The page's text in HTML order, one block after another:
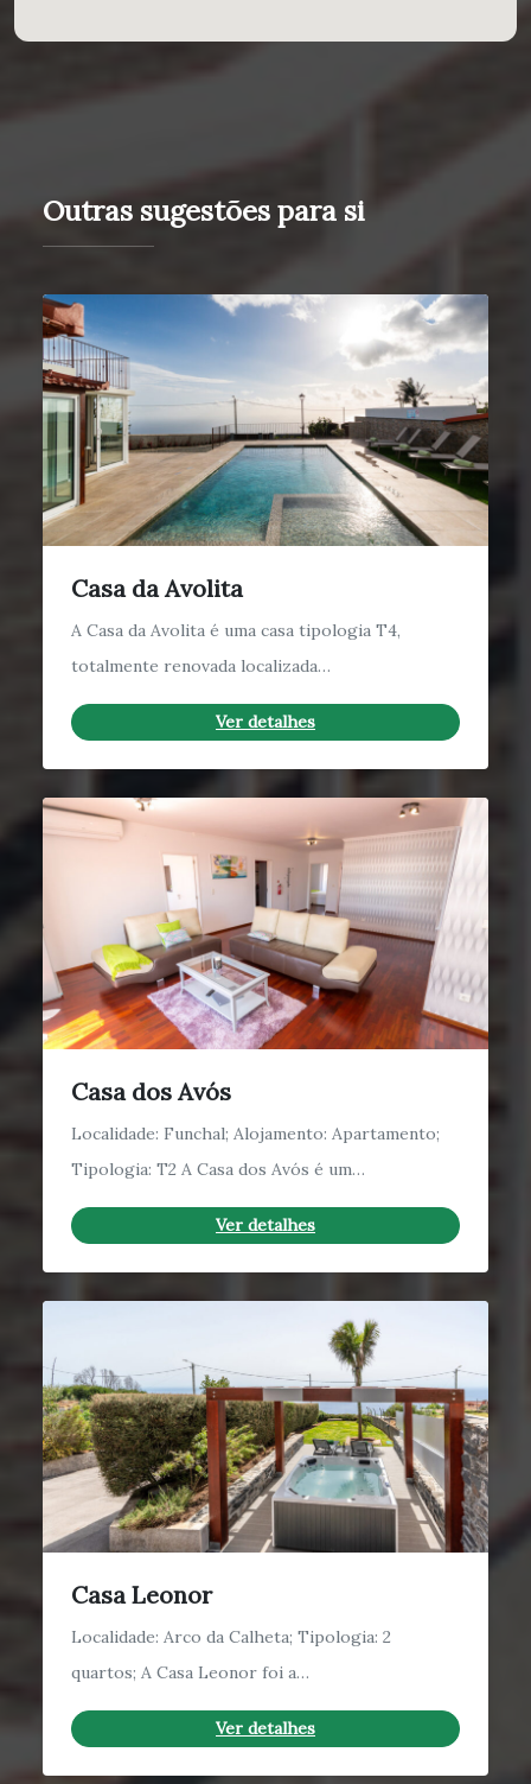
Outras sugestões para si
Casa da Avolita
A Casa da Avolita é uma casa tipologia T4,
totalmente renovada localizada…
Ver detalhes
Casa dos Avós
Localidade: Funchal; Alojamento: Apartamento;
Tipologia: T2 A Casa dos Avós é um…
Ver detalhes
Casa Leonor
Localidade: Arco da Calheta; Tipologia: 2
quartos; A Casa Leonor foi a…
Ver detalhes